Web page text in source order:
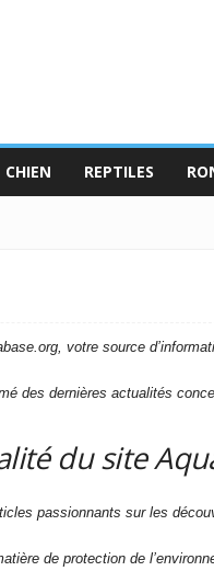
CHIEN REPTILES
votre source
des dernières actualités
du site
passionnants sur les
de protection de